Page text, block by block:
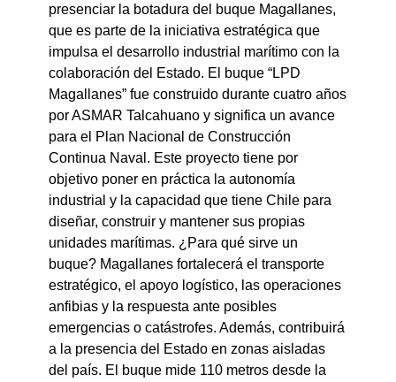
presenciar la botadura del buque Magallanes,
que es parte de la iniciativa estratégica que
impulsa el desarrollo industrial marítimo con la
colaboración del Estado. El buque “LPD
Magallanes” fue construido durante cuatro años
por ASMAR Talcahuano y significa un avance
para el Plan Nacional de Construcción
Continua Naval. Este proyecto tiene por
objetivo poner en práctica la autonomía
industrial y la capacidad que tiene Chile para
diseñar, construir y mantener sus propias
unidades marítimas. ¿Para qué sirve un
buque? Magallanes fortalecerá el transporte
estratégico, el apoyo logístico, las operaciones
anfibias y la respuesta ante posibles
emergencias o catástrofes. Además, contribuirá
a la presencia del Estado en zonas aisladas
del país. El buque mide 110 metros desde la